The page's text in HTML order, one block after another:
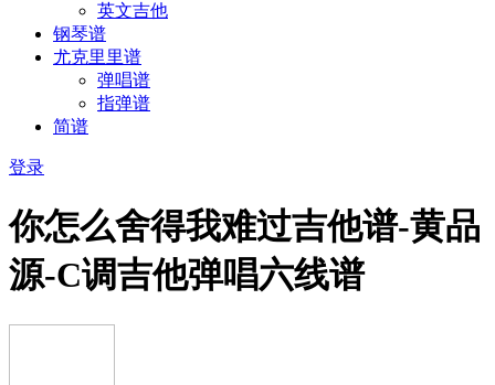
英文吉他
钢琴谱
尤克里里谱
弹唱谱
指弹谱
简谱
登录
你怎么舍得我难过吉他谱-黄品
源-C调吉他弹唱六线谱